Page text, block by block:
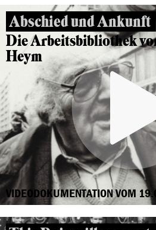
Abschied und Ankunft
Die Arbeitsbibliothek
Heym
VIDEODOKUMENTATION VOM